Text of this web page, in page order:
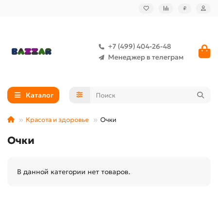
₽
+7 (499) 404-26-48
Менеджер в телеграм
Каталог
Красота и здоровье Очки
Очки
В данной категории нет товаров.